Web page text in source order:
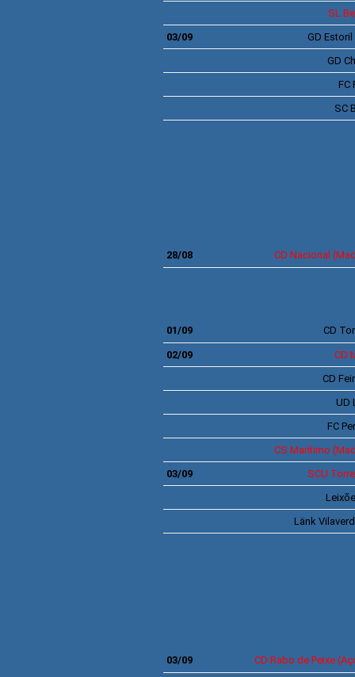
SL
03/09
GD Estoril
GD
FC
SC
28/08 CD Nacional
01/09 CD
02/09
CD
CD
UD
FC
CS Marítimo
03/09
SCU
Länk
03/09 CD Rabo de Peixe